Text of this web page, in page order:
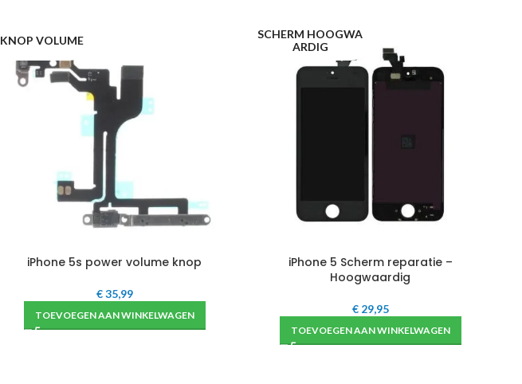
KNOP VOLUME
iPhone 5s power volume knop
€35,99
TOEVOEGEN AAN WINKELWAGEN
SCHERM HOOGWA
ARDIG
iPhone 5 Scherm reparatie –
Hoogwaardig
€29,95
TOEVOEGEN AAN WINKELWAGEN